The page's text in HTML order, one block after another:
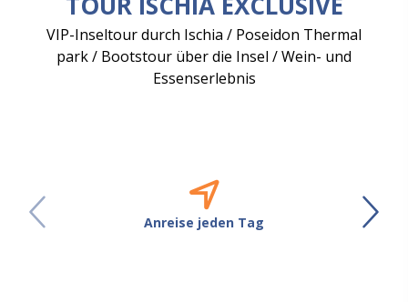
VIP-Inseltour durch Ischia / Poseidon Thermal
park / Bootstour über die Insel / Wein- und
Essenserlebnis
Anreise jeden Tag